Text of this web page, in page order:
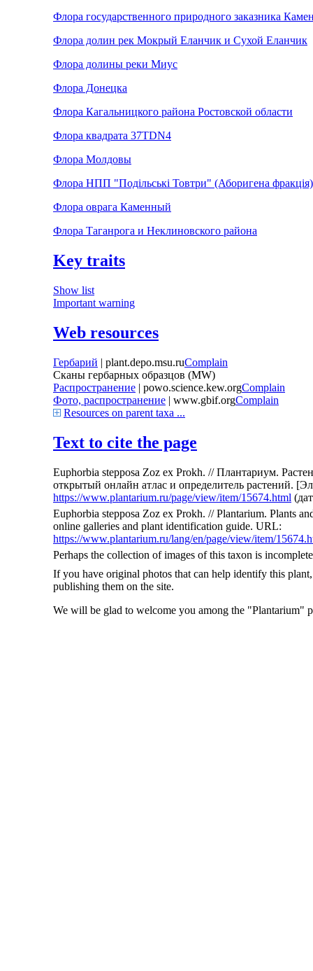
Флора государственного природного заказника
Флора долин рек Мокрый Еланчик и Сухой Еланчик
Флора долины реки Миус
Флора Донецка
Флора Кагальницкого района Ростовской области
Флора квадрата 37TDN4
Флора Молдовы
Флора НПП "Подільські Товтри" (Аборигена
Флора оврага Каменный
Флора Таганрога и Неклиновского района
Key traits
Show list
Important warning
Web resources
Гербарий | plant.depo.msu.ruComplain
Сканы гербарных образцов (MW)
Распространение | powo.science.kew.orgComplain
Фото, распространение | www.gbif.orgComplain
Resources on parent taxa ...
Text to cite the page
Euphorbia stepposa Zoz ex Prokh. // Плантариум.
открытый онлайн атлас и определитель растений.
https://www.plantarium.ru/page/view/item/15674.html
Euphorbia stepposa Zoz ex Prokh. // Plantarium. Plants
online galleries and plant identification guide. URL:
https://www.plantarium.ru/lang/en/page/view/item/
Perhaps the collection of images of this taxon is
If you have original photos that can help identify this
publishing them on the site.
We will be glad to welcome you among the "Plantarium"